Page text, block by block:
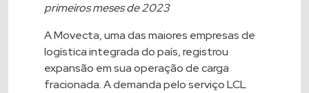
primeiros meses de 2023
A Movecta, uma das maiores empresas de
logística integrada do país, registrou
expansão em sua operação de carga
fracionada. A demanda pelo serviço LCL